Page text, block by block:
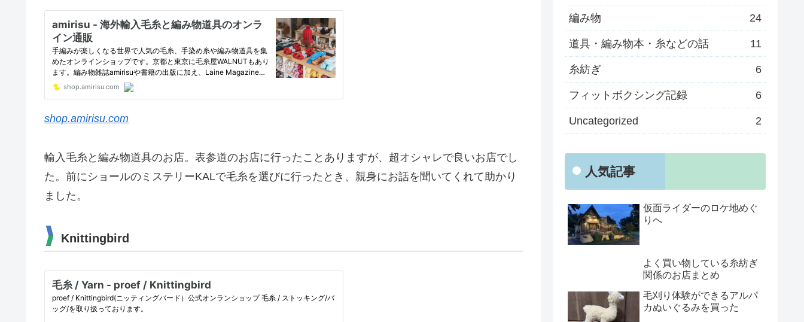
shop.amirisu.com
輸入毛糸と編み物道具のお店。表参道のお店に行ったことありますが、超オシャレで良いお店でし
た。前にショールのミステリーKALで毛糸を選びに行ったとき、親身にお話を聞いてくれて助かり
ました。
Knittingbird
編み物 24
道具・編み物本・糸などの話 11
糸紡ぎ 6
フィットボクシング記録 6
Uncategorized 2
人気記事
仮面ライダーのロケ地めぐ
りへ
よく買い物している糸紡ぎ
関係のお店まとめ
毛刈り体験ができるアルパ
カぬいぐるみを買った